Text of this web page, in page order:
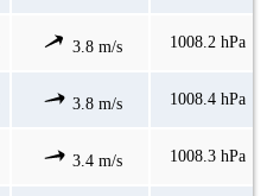
3.8 m/s 1008.2 hPa
3.8 m/s 1008.4 hPa
3.4 m/s 1008.3 hPa